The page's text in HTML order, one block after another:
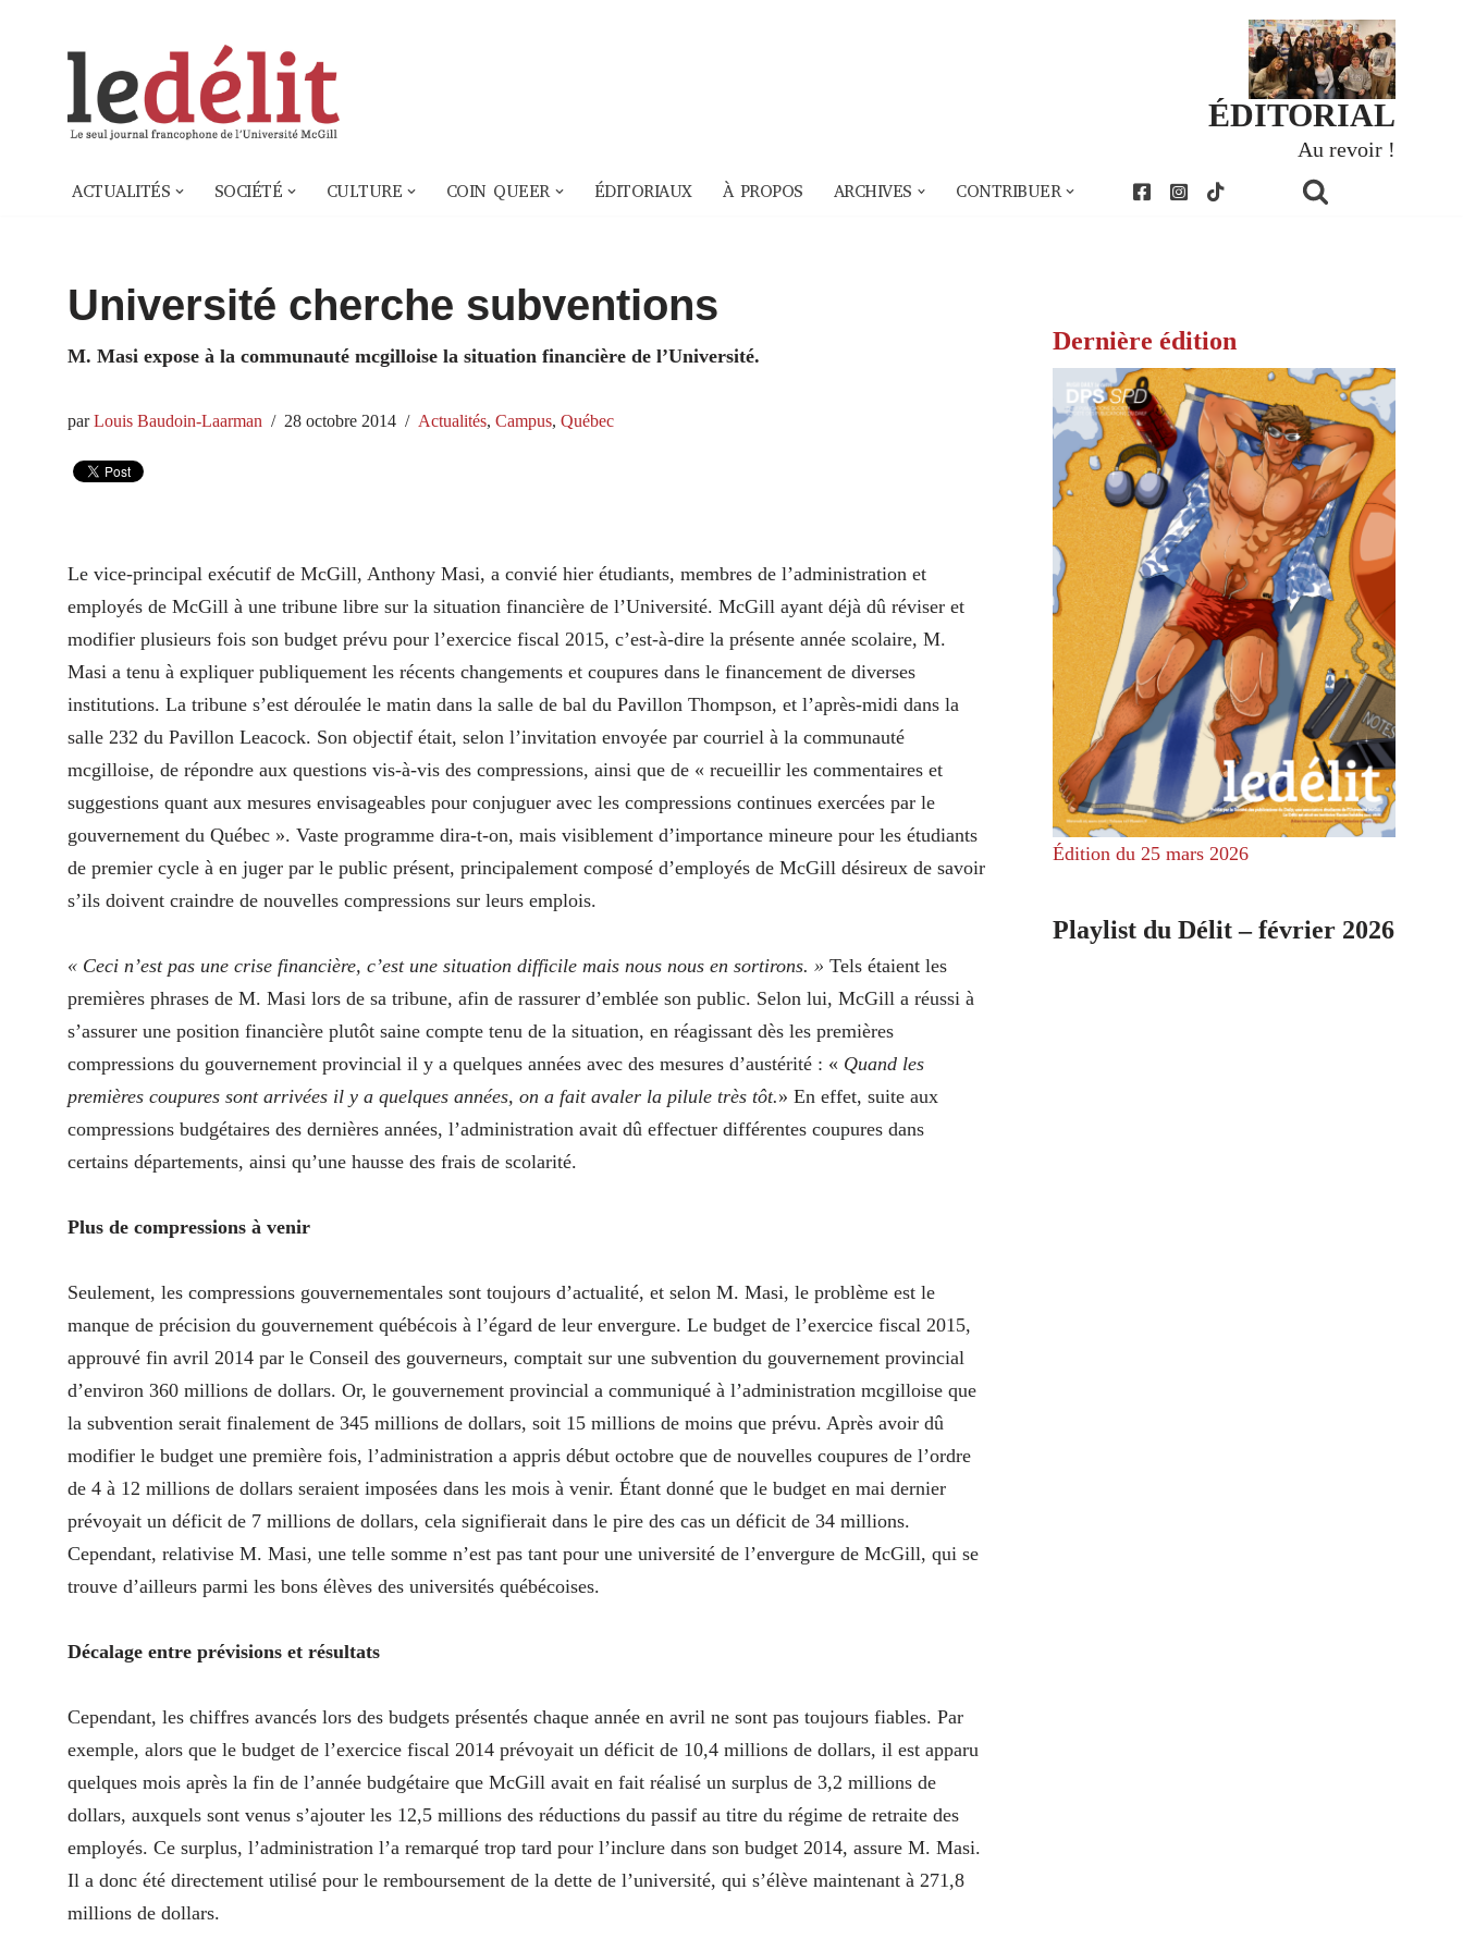
ÉDITORIAL
Au revoir !
ACTUALITÉS SOCIÉTÉ CULTURE COIN QUEER ÉDITORIAUX À PROPOS ARCHIVES CONTRIBUER
Université cherche subventions
M. Masi expose à la communauté mcgilloise la situation financière de l’Université.
parLouis Baudoin-Laarman 28 octobre 2014 Actualités, Campus, Québec
Le vice-principal exécutif de McGill, Anthony Masi, a convié hier étudiants, membres de l’administration et
employés de McGill à une tribune libre sur la situation financière de l’Université. McGill ayant déjà dû réviser et
modifier plusieurs fois son budget prévu pour l’exercice fiscal 2015, c’est-à-dire la présente année scolaire, M.
Masi a tenu à expliquer publiquement les récents changements et coupures dans le financement de diverses
institutions. La tribune s’est déroulée le matin dans la salle de bal du Pavillon Thompson, et l’après-midi dans la
salle 232 du Pavillon Leacock. Son objectif était, selon l’invitation envoyée par courriel à la communauté
mcgilloise, de répondre aux questions vis-à-vis des compressions, ainsi que de « recueillir les commentaires et
suggestions quant aux mesures envisageables pour conjuguer avec les compressions continues exercées par le
gouvernement du Québec ». Vaste programme dira-t-on, mais visiblement d’importance mineure pour les étudiants
de premier cycle à en juger par le public présent, principalement composé d’employés de McGill désireux de savoir
s’ils doivent craindre de nouvelles compressions sur leurs emplois.
« Ceci n’est pas une crise financière, c’est une situation difficile mais nous nous en sortirons. » Tels étaient les
premières phrases de M. Masi lors de sa tribune, afin de rassurer d’emblée son public. Selon lui, McGill a réussi à
s’assurer une position financière plutôt saine compte tenu de la situation, en réagissant dès les premières
compressions du gouvernement provincial il y a quelques années avec des mesures d’austérité : « Quand les
premières coupures sont arrivées il y a quelques années, on a fait avaler la pilule très tôt.» En effet, suite aux
compressions budgétaires des dernières années, l’administration avait dû effectuer différentes coupures dans
certains départements, ainsi qu’une hausse des frais de scolarité.
Plus de compressions à venir
Seulement, les compressions gouvernementales sont toujours d’actualité, et selon M. Masi, le problème est le
manque de précision du gouvernement québécois à l’égard de leur envergure. Le budget de l’exercice fiscal 2015,
approuvé fin avril 2014 par le Conseil des gouverneurs, comptait sur une subvention du gouvernement provincial
d’environ 360 millions de dollars. Or, le gouvernement provincial a communiqué à l’administration mcgilloise que
la subvention serait finalement de 345 millions de dollars, soit 15 millions de moins que prévu. Après avoir dû
modifier le budget une première fois, l’administration a appris début octobre que de nouvelles coupures de l’ordre
de 4 à 12 millions de dollars seraient imposées dans les mois à venir. Étant donné que le budget en mai dernier
prévoyait un déficit de 7 millions de dollars, cela signifierait dans le pire des cas un déficit de 34 millions.
Cependant, relativise M. Masi, une telle somme n’est pas tant pour une université de l’envergure de McGill, qui se
trouve d’ailleurs parmi les bons élèves des universités québécoises.
Décalage entre prévisions et résultats
Cependant, les chiffres avancés lors des budgets présentés chaque année en avril ne sont pas toujours fiables. Par
exemple, alors que le budget de l’exercice fiscal 2014 prévoyait un déficit de 10,4 millions de dollars, il est apparu
quelques mois après la fin de l’année budgétaire que McGill avait en fait réalisé un surplus de 3,2 millions de
dollars, auxquels sont venus s’ajouter les 12,5 millions des réductions du passif au titre du régime de retraite des
employés. Ce surplus, l’administration l’a remarqué trop tard pour l’inclure dans son budget 2014, assure M. Masi.
Il a donc été directement utilisé pour le remboursement de la dette de l’université, qui s’élève maintenant à 271,8
millions de dollars.
Dernière édition
Édition du 25 mars 2026
Playlist du Délit – février 2026